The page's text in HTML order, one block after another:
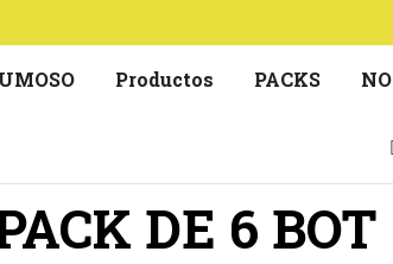
Productos PACKS
DE 6 BOT